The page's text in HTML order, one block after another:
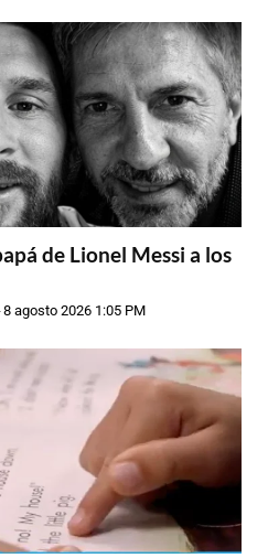
de Lionel Messi a los
8 agosto 2026 1:05 PM